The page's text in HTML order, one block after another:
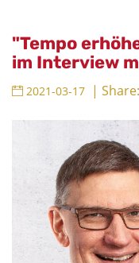
"Tempo
im Interview
2021-03-17 | Share: